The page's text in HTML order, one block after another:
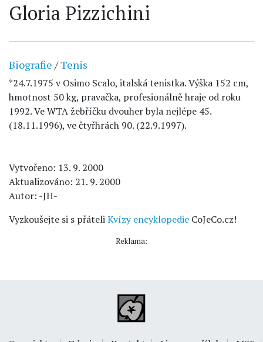
Gloria Pizzichini
Biografie /Tenis
*24.7.1975 v Osimo Scalo, italská tenistka. Výška 152 cm,
hmotnost 50 kg, pravačka, profesionálně hraje od roku
1992. Ve WTA žebříčku dvouher byla nejlépe 45.
(18.11.1996), ve čtyřhrách 90. (22.9.1997).
Vytvořeno: 13. 9. 2000
Aktualizováno: 21. 9. 2000
Autor: -JH-
Vyzkoušejte si s přáteliKvízy encyklopedie CoJeCo.cz!
Reklama: